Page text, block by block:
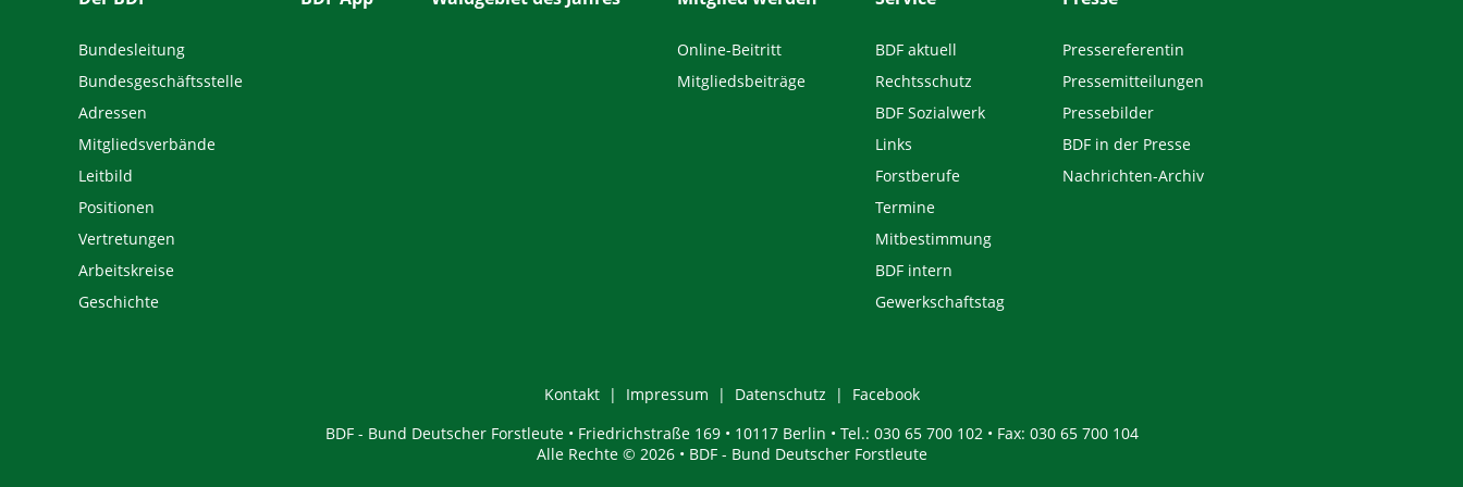
Bundesleitung
Bundesgeschäftsstelle
Adressen
Mitgliedsverbände
Leitbild
Positionen
Vertretungen
Arbeitskreise
Geschichte
Online-Beitritt
Mitgliedsbeiträge
BDF aktuell
Rechtsschutz
BDF Sozialwerk
Links
Forstberufe
Termine
Mitbestimmung
BDF intern
Gewerkschaftstag
Pressereferentin
Pressemitteilungen
Pressebilder
BDF in der Presse
Nachrichten-Archiv
Kontakt Impressum Datenschutz
Facebook
BDF - Bund Deutscher Forstleute • Friedrichstraße 169 • 10117 Berlin • Tel.: 030 65 700 102 • Fax: 030 65 700 104
Alle Rechte © 2026 • BDF - Bund Deutscher Forstleute